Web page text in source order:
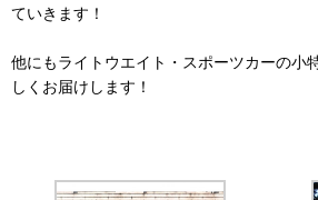
ていきます！
他にもライトウエイト・スポーツカーの小
しくお届けします！